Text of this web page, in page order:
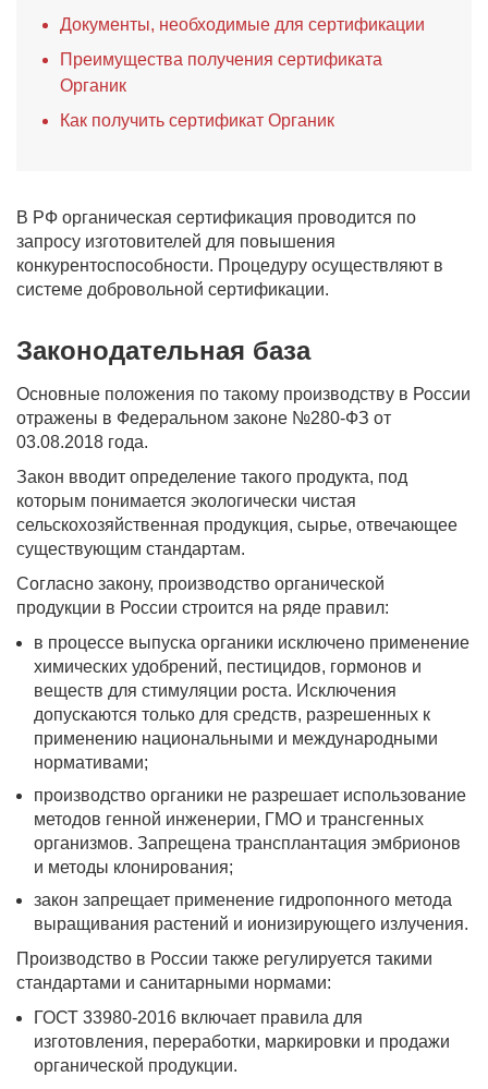
Документы, необходимые для сертификации
Преимущества получения сертификата
Органик
Как получить сертификат Органик
В РФ органическая сертификация проводится по
запросу изготовителей для повышения
конкурентоспособности. Процедуру осуществляют в
системе добровольной сертификации.
Законодательная база
Основные положения по такому производству в России
отражены в Федеральном законе №280-ФЗ от
03.08.2018 года.
Закон вводит определение такого продукта, под
которым понимается экологически чистая
сельскохозяйственная продукция, сырье, отвечающее
существующим стандартам.
Согласно закону, производство органической
продукции в России строится на ряде правил:
в процессе выпуска органики исключено применение
химических удобрений, пестицидов, гормонов и
веществ для стимуляции роста. Исключения
допускаются только для средств, разрешенных к
применению национальными и международными
нормативами;
производство органики не разрешает использование
методов генной инженерии, ГМО и трансгенных
организмов. Запрещена трансплантация эмбрионов
и методы клонирования;
закон запрещает применение гидропонного метода
выращивания растений и ионизирующего излучения.
Производство в России также регулируется такими
стандартами и санитарными нормами:
ГОСТ 33980-2016 включает правила для
изготовления, переработки, маркировки и продажи
органической продукции.